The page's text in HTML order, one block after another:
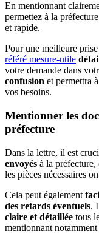
En mentionnant
permettez à la
et rapide.
Pour une meilleure
référé mesure-utile
votre demande dans
confusion et permettra
vos besoins.
Mentionner les
préfecture
Dans la lettre, il est
envoyés à la préfecture,
les pièces nécessaires
Cela peut également
des retards éventuels.
claire et détaillée tous
mentionnant notamment